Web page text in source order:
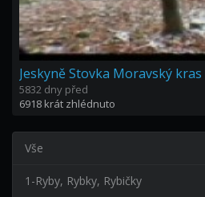
Jeskyně Stovka Moravský kras
5832 dny před
6918 krát zhlédnuto
Vše
1-Ryby, Rybky, Rybičky